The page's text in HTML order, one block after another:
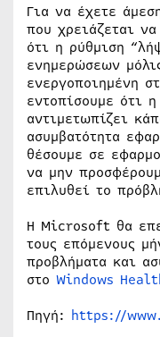
Για να έχετε
που χρειάζεται
ότι η ρύθμιση
ενημερώσεων
ενεργοποιημένη
εντοπίσουμε ότι
αντιμετωπίζει
ασυμβατότητα
θέσουμε σε
να μην
επιλυθεί το
Η Microsoft θα
τους επόμενους
προβλήματα και
στο Windows
Πηγή: https://